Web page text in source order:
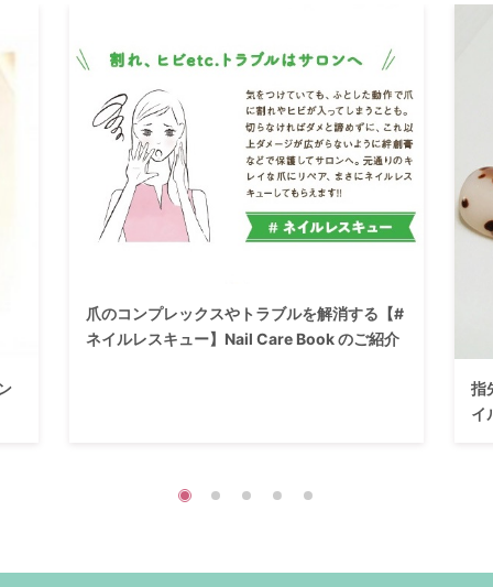
爪のコンプレックスやトラブルを解消する【#
ネイルレスキュー】Nail Care Book のご紹介
指
イ